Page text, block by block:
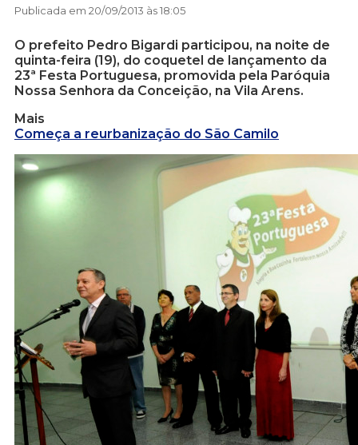
Publicada em 20/09/2013 às 18:05
O prefeito Pedro Bigardi participou, na noite de
quinta-feira (19), do coquetel de lançamento da
23ª Festa Portuguesa, promovida pela Paróquia
Nossa Senhora da Conceição, na Vila Arens.
Mais
Começa a reurbanização do São Camilo